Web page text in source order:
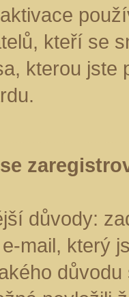
kteří se
kterou jste
důvody:
mail, který